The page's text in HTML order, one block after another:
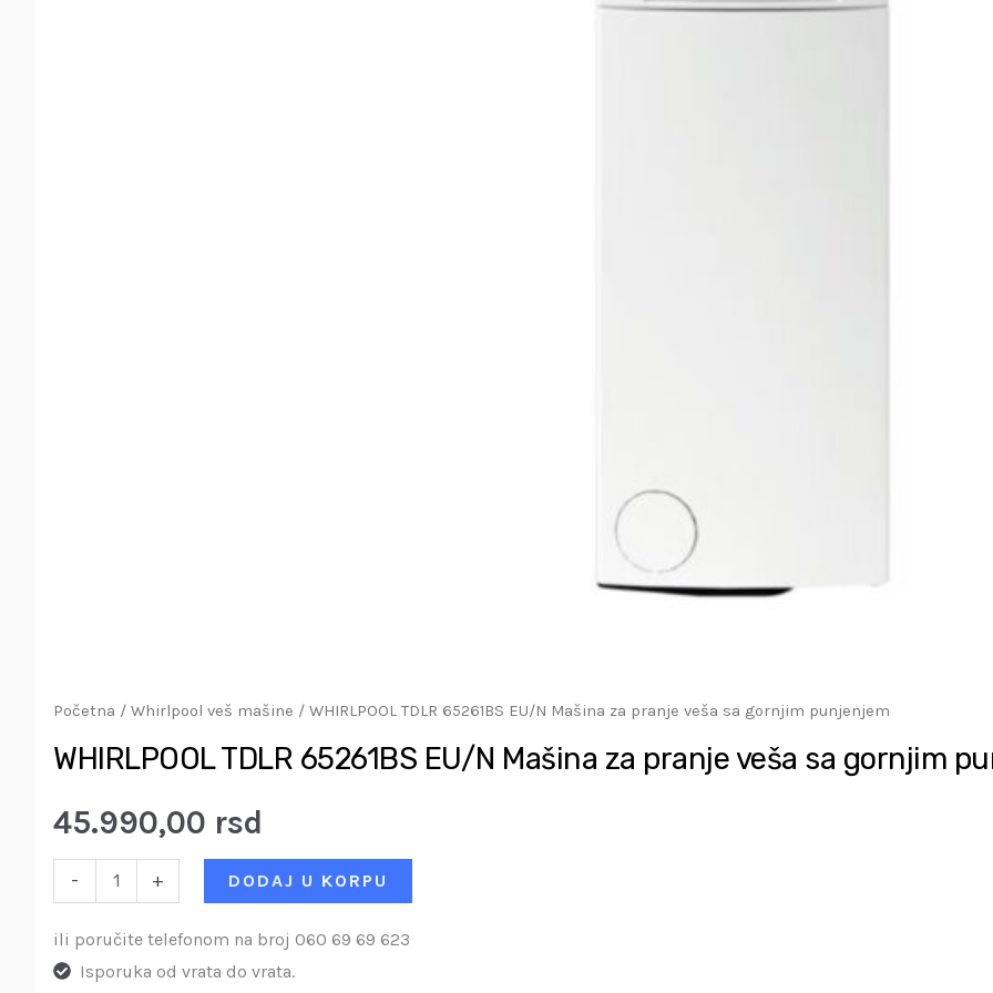
Početna / Whirlpool veš mašine / WHIRLPOOL TDLR 65261BS EU/N Mašina za pranje veša sa gornjim punjenjem
WHIRLPOOL TDLR 65261BS EU/N Mašina za pranje veša sa gornjim
45.990,00 rsd
- + DODAJ U KORPU
ili poručite telefonom na broj 060 69 69 623
Isporuka od vrata do vrata.